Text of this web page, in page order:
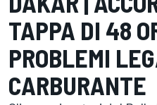
TAPPA DI 48
PROBLEMI
CARBURANTE